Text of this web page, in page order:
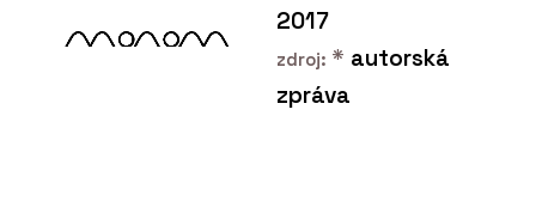
2017
zdroj: * autorská
zpráva